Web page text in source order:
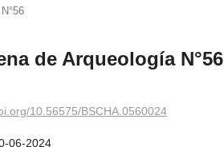
de Arqueología N°56
10.56575/BSCHA.0560024
06-2024